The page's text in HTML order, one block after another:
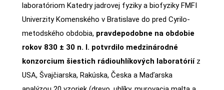
laboratóriom Katedry jadrovej fyziky a biofyziky FMFI
Univerzity Komenského v Bratislave do pred Cyrilo-
metodského obdobia, pravdepodobne na obdobie
rokov 830 ± 30 n. l. potvrdilo medzinárodné
konzorcium šiestich rádiouhlíkových laboratórií z
USA, Švajčiarska, Rakúska, Česka a Maďarska